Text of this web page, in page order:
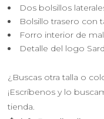
Dos bolsillos
Bolsillo trasero con
Forro interior de
Detalle del logo
¿Buscas otra talla o
¡Escríbenos y lo
tienda.